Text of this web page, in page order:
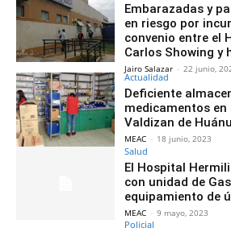
Embarazadas y
en riesgo por
convenio entre el
Carlos Showing y
Jairo Salazar - 22 junio,
Actualidad
Deficiente
medicamentos
Valdizan de
MEAC - 18 junio, 2023
Salud
El Hospital
con unidad de
equipamiento de
MEAC - 9 mayo, 2023
Policial